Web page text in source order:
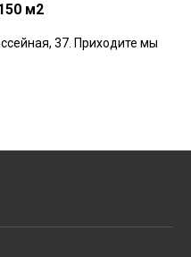
м2
37. Приходите мы